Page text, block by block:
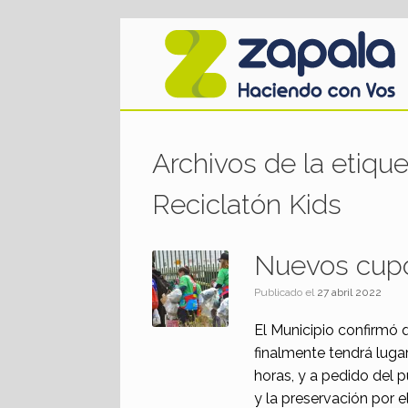
Archivos de la
Reciclatón Kids
Nuevos
Publicado el 27 abril 2022
El Municipio confirmó
finalmente tendrá
horas, y a pedido del
y la preservación por